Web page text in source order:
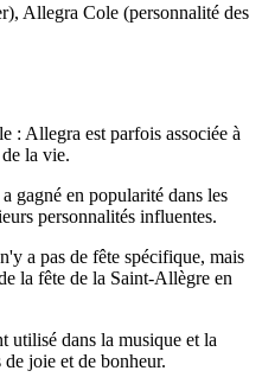
Allegra Cole (personnalité des
: Allegra est parfois associée à
la vie.
gagné en popularité dans les
personnalités influentes.
a pas de fête spécifique, mais
la fête de la Saint-Allègre en
utilisé dans la musique et la
joie et de bonheur.